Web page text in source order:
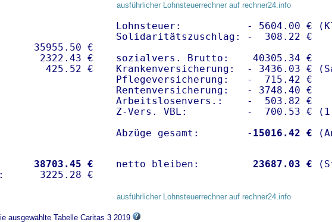
ausführlicher Lohnsteuerrechner auf rechner24.info
35955.50 €
2322.43 €
Lohnsteuer:           - 5604.00 €
Solidaritätszuschlag: -  308.22 €
sozialvers. Brutto:    40305.34 €
Krankenversicherung:  - 3436.03 €
Pflegeversicherung:   -  715.42 €
Rentenversicherung:   - 3748.40 €
Arbeitslosenvers.:    -  503.82 €
Z-Vers. VBL:          -  700.53 € (
Abzüge gesamt:        - 15016.42 €
38703.45 €
netto bleiben: 23687.03 €
ausführlicher Lohnsteuerrechner auf rechner24.info
ausgewählte Tabelle Caritas 3 2019